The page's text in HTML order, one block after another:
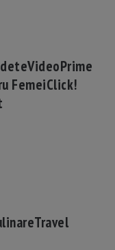
VideoPrime
FemeiClick!
Travel